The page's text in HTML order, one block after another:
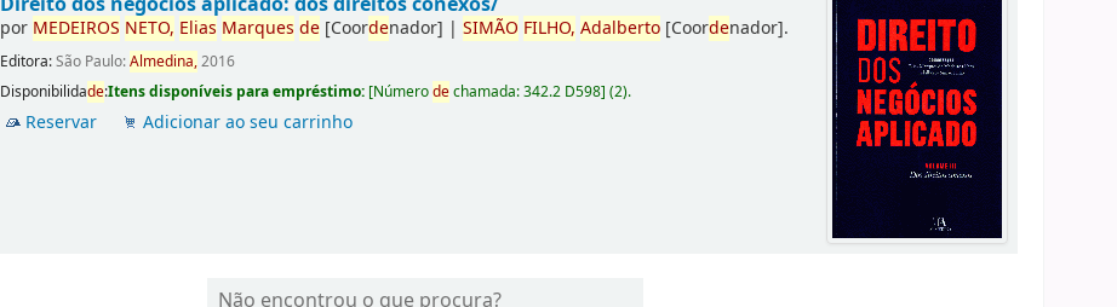
por MEDEIROS NETO, Elias Marques de [Coordenador] |SIMÃO FILHO, Adalberto [Coordenador].
Editora:São Paulo:Almedina,2016
Disponibilidade:Itens disponíveis para empréstimo: [Númerodechamada:342.2 D598](2).
Reservar Adicionar ao seu carrinho